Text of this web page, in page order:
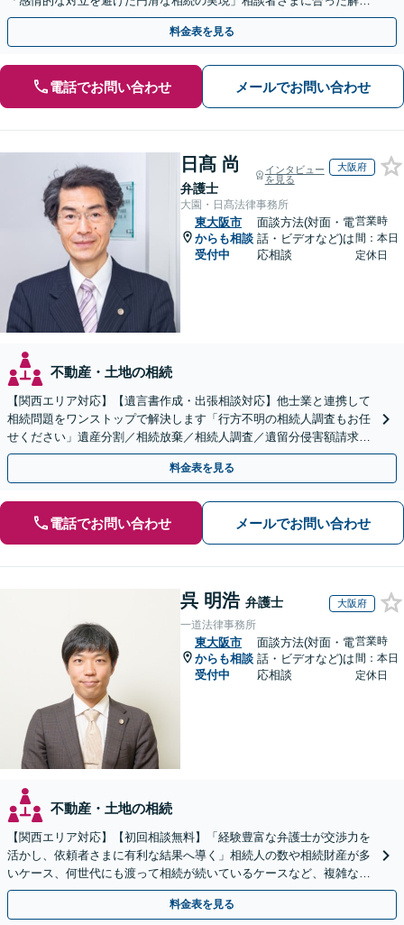
のプランをご提案
料金表を見る
電話でお問い合わせ メールでお問い合わせ
日髙 尚
弁護士
インタビュー
を見る
大阪府
大園・日髙法律事務所
東大阪市
からも相談
受付中
面談方法(対面・電
話・ビデオなど)は
応相談
営業時
間：本日
定休日
不動産・土地の相続
【関西エリア対応】【遺言書作成・出張相談対応】他士業と連携して
相続問題をワンストップで解決します「行方不明の相続人調査もお任
せください」遺産分割／相続放棄／相続人調査／遺留分侵害額請求／
登記など【休日・夜間面談可】【分割払い対応】
料金表を見る
電話でお問い合わせ メールでお問い合わせ
呉 明浩 弁護士 大阪府
一道法律事務所
東大阪市
からも相談
受付中
面談方法(対面・電
話・ビデオなど)は
応相談
営業時
間：本日
定休日
不動産・土地の相続
【関西エリア対応】【初回相談無料】「経験豊富な弁護士が交渉力を
活かし、依頼者さまに有利な結果へ導く」相続人の数や相続財産が多
いケース、何世代にも渡って相続が続いているケースなど、複雑な事
案でも対応！協議、調停、審判どのフェーズからも相談可
料金表を見る